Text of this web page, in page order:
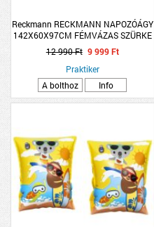
Reckmann RECKMANN NAPOZÓÁGY
142X60X97CM FÉMVÁZAS SZÜRKE
ÖSSZECSUKHATÓ
12 990 Ft 9 999 Ft
Praktiker
A bolthoz
Info